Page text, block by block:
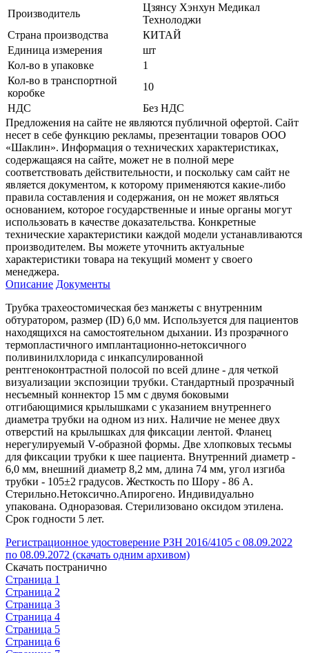
Производитель
Цзянсу Хэнхун Медикал
Технолоджи
Страна производства
КИТАЙ
Единица измерения
шт
Кол-во в упаковке
1
Кол-во в транспортной
коробке
10
НДС
Без НДС
Предложения на сайте не являются публичной офертой. Сайт
несет в себе функцию рекламы, презентации товаров ООО
«Шаклин». Информация о технических характеристиках,
содержащаяся на сайте, может не в полной мере
соответствовать действительности, и поскольку сам сайт не
является документом, к которому применяются какие-либо
правила составления и содержания, он не может являться
основанием, которое государственные и иные органы могут
использовать в качестве доказательства. Конкретные
технические характеристики каждой модели устанавливаются
производителем. Вы можете уточнить актуальные
характеристики товара на текущий момент у своего
менеджера.
Описание Документы
Трубка трахеостомическая без манжеты с внутренним
обтуратором, размер (ID) 6,0 мм. Используется для пациентов
находящихся на самостоятельном дыхании. Из прозрачного
термопластичного имплантационно-нетоксичного
поливинилхлорида с инкапсулированной
рентгеноконтрастной полосой по всей длине - для четкой
визуализации экспозиции трубки. Стандартный прозрачный
несъемный коннектор 15 мм с двумя боковыми
отгибающимися крылышками с указанием внутреннего
диаметра трубки на одном из них. Наличие не менее двух
отверстий на крылышках для фиксации лентой. Фланец
нерегулируемый V-образной формы. Две хлопковых тесьмы
для фиксации трубки к шее пациента. Внутренний диаметр -
6,0 мм, внешний диаметр 8,2 мм, длина 74 мм, угол изгиба
трубки - 105±2 градусов. Жесткость по Шору - 86 А.
Стерильно.Нетоксично.Апирогено. Индивидуально
упакована. Одноразовая. Стерилизовано оксидом этилена.
Срок годности 5 лет.
Регистрационное удостоверение РЗН 2016/4105 с 08.09.2022
по 08.09.2072 (скачать одним архивом)
Скачать постранично
Страница 1
Страница 2
Страница 3
Страница 4
Страница 5
Страница 6